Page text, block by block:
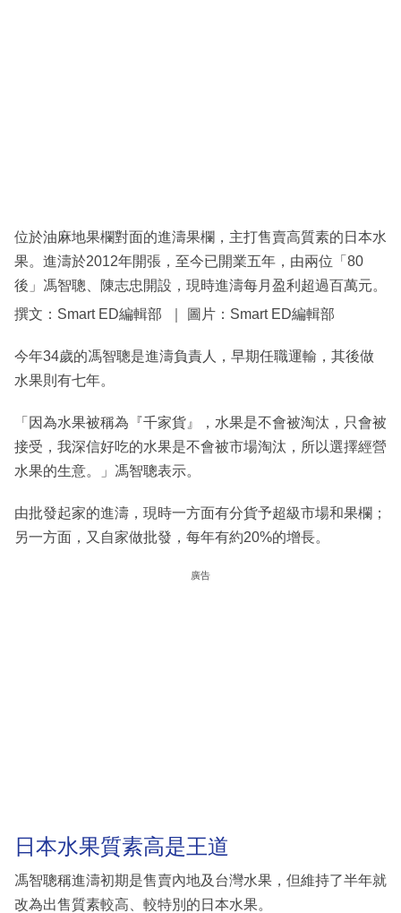
區
位於油麻地果欄對面的進濤果欄，主打售賣高質素的日本水
果。進濤於2012年開張，至今已開業五年，由兩位「80
後」馮智聰、陳志忠開設，現時進濤每月盈利超過百萬元。
撰文：Smart ED編輯部 ｜ 圖片：Smart ED編輯部
今年34歲的馮智聰是進濤負責人，早期任職運輸，其後做
水果則有七年。
「因為水果被稱為『千家貨』，水果是不會被淘汰，只會被
接受，我深信好吃的水果是不會被市場淘汰，所以選擇經營
水果的生意。」馮智聰表示。
由批發起家的進濤，現時一方面有分貨予超級市場和果欄；
另一方面，又自家做批發，每年有約20%的增長。
廣告
日本水果質素高是王道
馮智聰稱進濤初期是售賣內地及台灣水果，但維持了半年就
改為出售質素較高、較特別的日本水果。